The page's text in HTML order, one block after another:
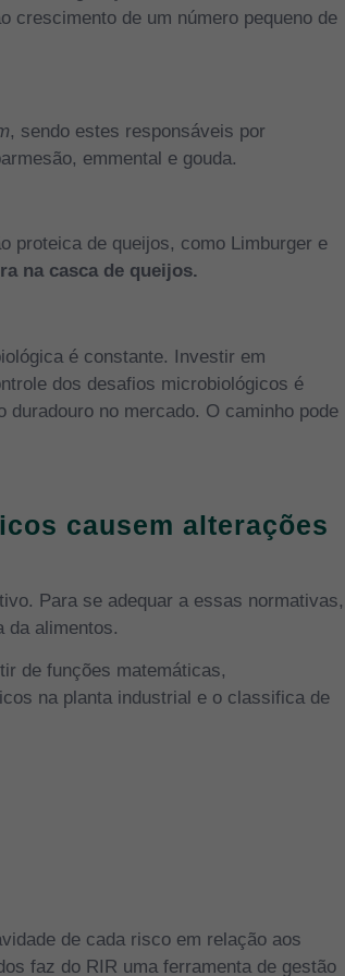
crescimento de um número pequeno de
, sendo estes responsáveis por
emmental e gouda.
proteica de queijos, como Limburger e
na casca de queijos.
é constante. Investir em
dos desafios microbiológicos é
no mercado. O caminho pode
causem alterações
Para se adequar a essas normativas,
da alimentos.
de funções matemáticas,
na planta industrial e o classifica de
de cada risco em relação aos
faz do RIR uma ferramenta de gestão